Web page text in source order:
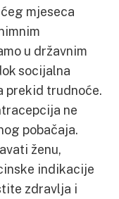
mjeseca
u državnim
socijalna
prekid trudnoće.
ne
pobačaja.
ženu,
indikacije
zdravlja i